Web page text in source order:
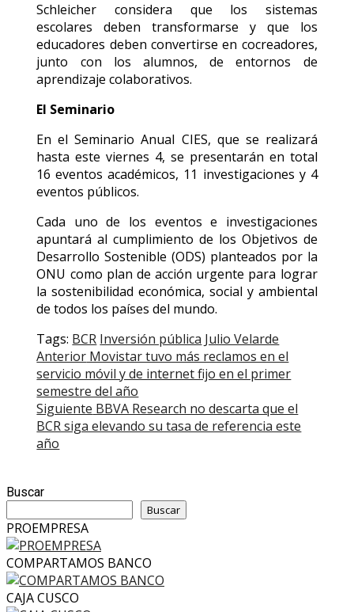
Schleicher considera que los sistemas
escolares deben transformarse y que los
educadores deben convertirse en cocreadores,
junto con los alumnos, de entornos de
aprendizaje colaborativos.
El Seminario
En el Seminario Anual CIES, que se realizará
hasta este viernes 4, se presentarán en total
16 eventos académicos, 11 investigaciones y 4
eventos públicos.
Cada uno de los eventos e investigaciones
apuntará al cumplimiento de los Objetivos de
Desarrollo Sostenible (ODS) planteados por la
ONU como plan de acción urgente para lograr
la sostenibilidad económica, social y ambiental
de todos los países del mundo.
Tags: BCR Inversión pública Julio Velarde
Post
navigation
Anterior Movistar tuvo más reclamos en el
servicio móvil y de internet fijo en el primer
semestre del año
Siguiente BBVA Research no descarta que el
BCR siga elevando su tasa de referencia este
año
Buscar
Buscar
PROEMPRESA
COMPARTAMOS BANCO
CAJA CUSCO